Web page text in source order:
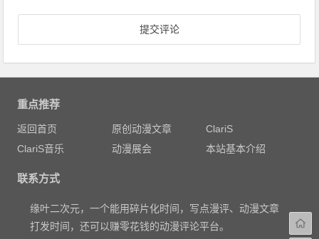
重点推荐
返回首页 原创动漫文章
ClariS
ClariS音乐
动漫展会 本站基本介绍
联系方式
缘叶二次元，一个能用碎片化时间，写点漫评、动漫文章
打发时间，还可以赚零花钱的动漫评论平台。